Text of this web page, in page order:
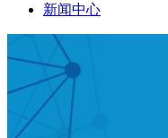
新闻中心